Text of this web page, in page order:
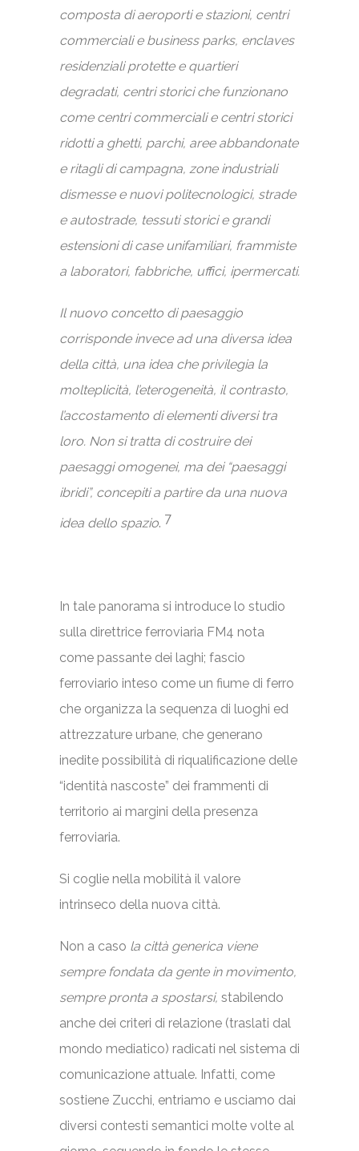
composta di aeroporti e stazioni, centri
commerciali e business parks, enclaves
residenziali protette e quartieri
degradati, centri storici che funzionano
come centri commerciali e centri storici
ridotti a ghetti, parchi, aree abbandonate
e ritagli di campagna, zone industriali
dismesse e nuovi politecnologici, strade
e autostrade, tessuti storici e grandi
estensioni di case unifamiliari, frammiste
a laboratori, fabbriche, uffici, ipermercati.
Il nuovo concetto di paesaggio
corrisponde invece ad una diversa idea
della città, una idea che privilegia la
molteplicità, l’eterogeneità, il contrasto,
l’accostamento di elementi diversi tra
loro. Non si tratta di costruire dei
paesaggi omogenei, ma dei “paesaggi
ibridi”, concepiti a partire da una nuova
idea dello spazio. 7
In tale panorama si introduce lo studio
sulla direttrice ferroviaria FM4 nota
come passante dei laghi; fascio
ferroviario inteso come un fiume di ferro
che organizza la sequenza di luoghi ed
attrezzature urbane, che generano
inedite possibilità di riqualificazione delle
“identità nascoste” dei frammenti di
territorio ai margini della presenza
ferroviaria.
Si coglie nella mobilità il valore
intrinseco della nuova città.
Non a caso la città generica viene
sempre fondata da gente in movimento,
sempre pronta a spostarsi, stabilendo
anche dei criteri di relazione (traslati dal
mondo mediatico) radicati nel sistema di
comunicazione attuale. Infatti, come
sostiene Zucchi, entriamo e usciamo dai
diversi contesti semantici molte volte al